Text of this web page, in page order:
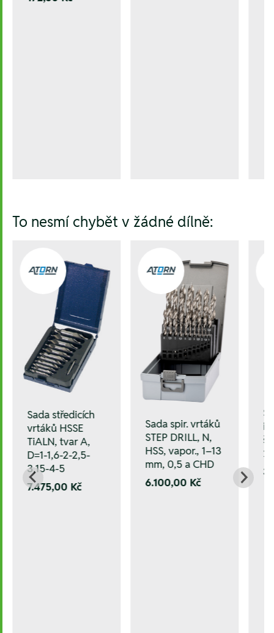
To nesmí chybět v žádné dílně:
Sada středicích
vrtáků HSSE
TiALN, tvar A,
D=1-1,6-2-2,5-
3,15-4-5
7.475,00 Kč
Sada spir. vrtáků
STEP DRILL, N,
HSS, vapor., 1–13
mm, 0,5 a CHD
6.100,00 Kč